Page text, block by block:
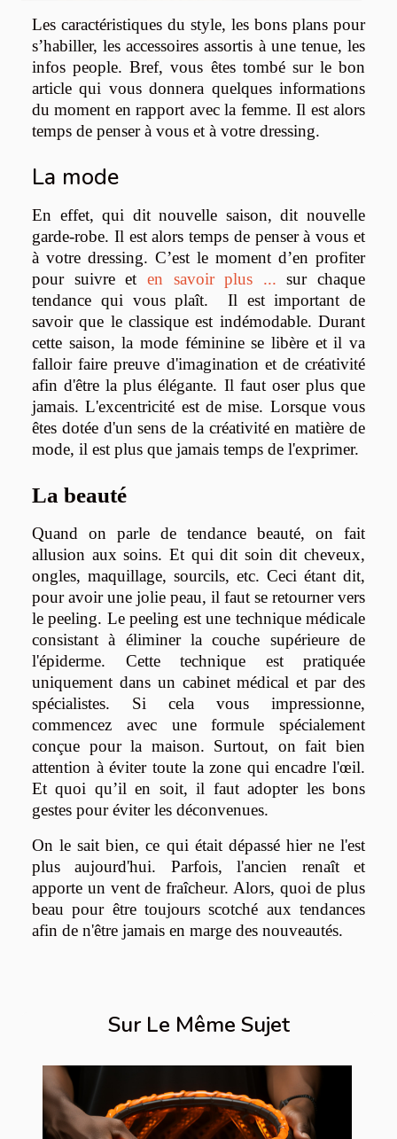
Les caractéristiques du style, les bons plans pour
s’habiller, les accessoires assortis à une tenue, les
infos people. Bref, vous êtes tombé sur le bon
article qui vous donnera quelques informations
du moment en rapport avec la femme. Il est alors
temps de penser à vous et à votre dressing.
La mode
En effet, qui dit nouvelle saison, dit nouvelle
garde-robe. Il est alors temps de penser à vous et
à votre dressing. C’est le moment d’en profiter
pour suivre et en savoir plus ... sur chaque
tendance qui vous plaît.
Il est important de
savoir que le classique est indémodable. Durant
cette saison, la mode féminine se libère et il va
falloir faire preuve d'imagination et de créativité
afin d'être la plus élégante. Il faut oser plus que
jamais. L'excentricité est de mise. Lorsque vous
êtes dotée d'un sens de la créativité en matière de
mode, il est plus que jamais temps de l'exprimer.
La beauté
Quand on parle de tendance beauté, on fait
allusion aux soins. Et qui dit soin dit cheveux,
ongles, maquillage, sourcils, etc. Ceci étant dit,
pour avoir une jolie peau, il faut se retourner vers
le peeling. Le peeling est une technique médicale
consistant à éliminer la couche supérieure de
l'épiderme. Cette technique est pratiquée
uniquement dans un cabinet médical et par des
spécialistes. Si cela vous impressionne,
commencez avec une formule spécialement
conçue pour la maison. Surtout, on fait bien
attention à éviter toute la zone qui encadre l'œil.
Et quoi qu’il en soit, il faut adopter les bons
gestes pour éviter les déconvenues.
On le sait bien, ce qui était dépassé hier ne l'est
plus aujourd'hui. Parfois, l'ancien renaît et
apporte un vent de fraîcheur. Alors, quoi de plus
beau pour être toujours scotché aux tendances
afin de n'être jamais en marge des nouveautés.
Sur Le Même Sujet